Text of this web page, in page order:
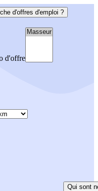
d'offres d'emploi ?
d'offre
Qui sont